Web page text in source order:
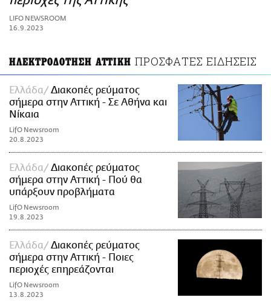
ΑΜΠΑ
PRINT
LIFO NEWSROOM
16.9.2023
ΗΛΕΚΤΡΟΔΟΤΗΣΗ ΑΤΤΙΚΗ ΠΡΟΣΦΑΤΕΣ ΕΙΔΗΣΕΙΣ
Ελλάδα
Διακοπές ρεύματος
σήμερα στην Αττική - Σε Αθήνα και
Νίκαια
LifO Newsroom
20.8.2023
Ελλάδα
Διακοπές ρεύματος
σήμερα στην Αττική - Πού θα
υπάρξουν προβλήματα
LifO Newsroom
19.8.2023
Ελλάδα
Διακοπές ρεύματος
σήμερα στην Αττική - Ποιες
περιοχές επηρεάζονται
LifO Newsroom
13.8.2023